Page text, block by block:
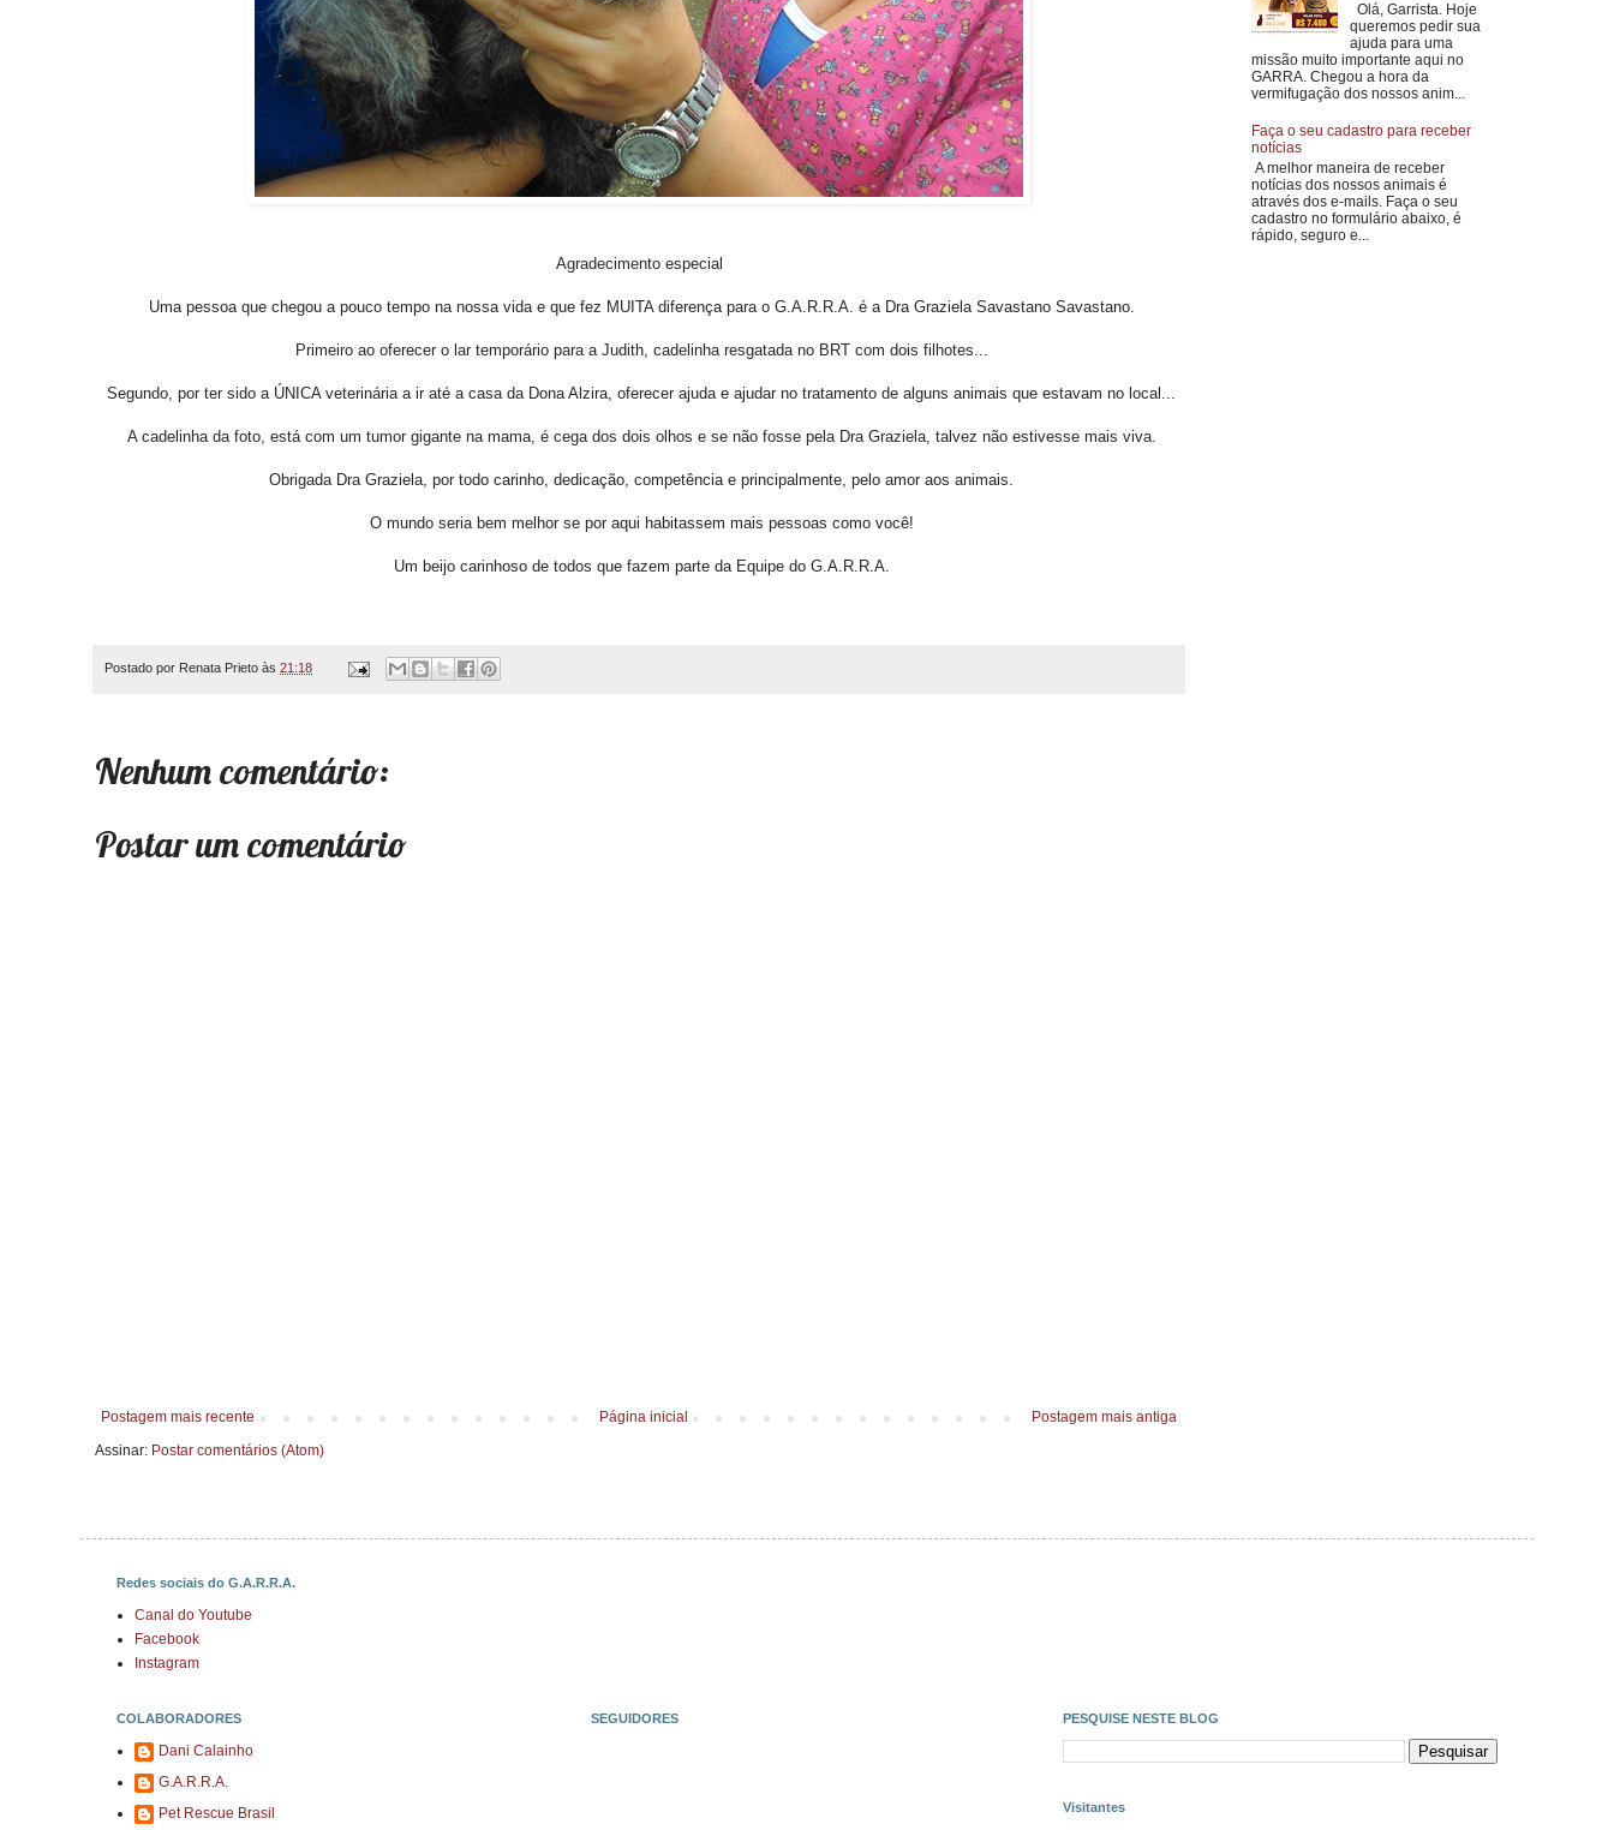
Agradecimento especial
Uma pessoa que chegou a pouco tempo na nossa vida e que fez MUITA diferença para o G.A.R.R.A. é a Dra Graziela Savastano Savastano.
Primeiro ao oferecer o lar temporário para a Judith, cadelinha resgatada no BRT com dois filhotes...
Segundo, por ter sido a ÚNICA veterinária a ir até a casa da Dona Alzira, oferecer ajuda e ajudar no tratamento de alguns animais que estavam no local...
A cadelinha da foto, está com um tumor gigante na mama, é cega dos dois olhos e se não fosse pela Dra Graziela, talvez não estivesse mais viva.
Obrigada Dra Graziela, por todo carinho, dedicação, competência e principalmente, pelo amor aos animais.
O mundo seria bem melhor se por aqui habitassem mais pessoas como você!
Um beijo carinhoso de todos que fazem parte da Equipe do G.A.R.R.A.
Postado por Renata Prieto às 21:18
Nenhum comentário:
Postar um comentário
Postagem mais recente Postagem mais antiga
Página inicial
Assinar: Postar comentários (Atom)
Olá, Garrista. Hoje
queremos pedir sua
ajuda para uma
missão muito importante aqui no
GARRA. Chegou a hora da
vermifugação dos nossos anim...
Faça o seu cadastro para receber
notícias
A melhor maneira de receber
notícias dos nossos animais é
através dos e-mails. Faça o seu
cadastro no formulário abaixo, é
rápido, seguro e...
Redes sociais do G.A.R.R.A.
Canal do Youtube
Facebook
Instagram
COLABORADORES
Dani Calainho
G.A.R.R.A.
Pet Rescue Brasil
SEGUIDORES PESQUISE NESTE BLOG
Visitantes